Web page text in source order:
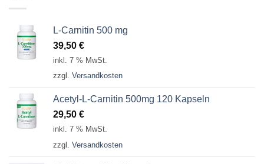
L-Carnitin 500 mg
39,50 €
inkl. 7 % MwSt.
zzgl. Versandkosten
Acetyl-L-Carnitin 500mg 120 Kapseln
29,50 €
inkl. 7 % MwSt.
zzgl. Versandkosten